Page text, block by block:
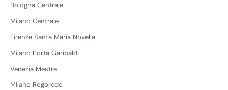
Bologna Centrale
Milano Centrale
Firenze Santa Maria Novella
Milano Porta Garibaldi
Venezia Mestre
Milano Rogoredo